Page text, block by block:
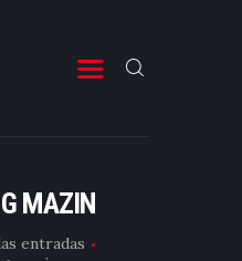
MAZIN
entradas